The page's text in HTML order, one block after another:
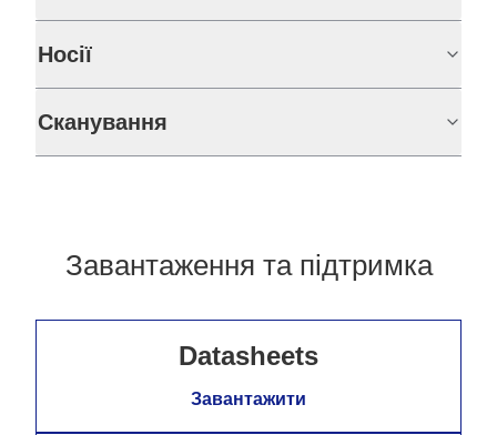
Носії
Сканування
Завантаження та підтримка
Datasheets
Завантажити